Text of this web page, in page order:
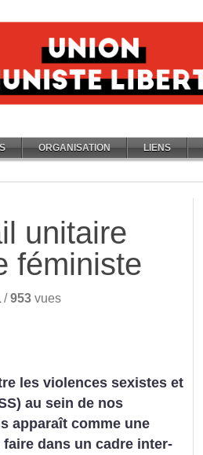
ORGANISATION LIENS
unitaire
féministe
/953 vues
les violences sexistes et
au sein de nos
apparaît comme une
faire dans un cadre inter-